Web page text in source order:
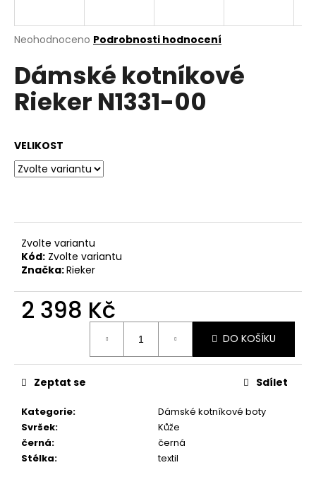
Průměrné
produktu
je
0,0
Neohodnoceno Podrobnosti hodnocení
Dámské kotníkové
Rieker N1331-00
VELIKOST
Zvolte variantu
Kód: Zvolte variantu
Značka:Rieker
2 398 Kč
DO KOŠÍKU
Kategorie:
Dámské kotníkové boty
Svršek:
Kůže
černá:
černá
Stélka: textil
Zeptat se Sdílet
j
t
?
D
o
p
o
r
u
e
m
ZDRAVOTNÍ
OBUV
PETER